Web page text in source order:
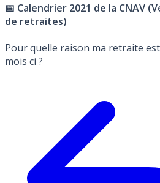
📅 Calendrier 2021 de la CNAV
de retraites)
Pour quelle raison ma retraite
mois ci ?